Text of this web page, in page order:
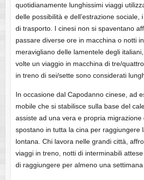
quotidianamente lunghissimi viaggi
delle possibilità e dell’estrazione sociale,
di trasporto. I cinesi non si spaventano
passare diverse ore in macchina o notti
meravigliano delle lamentele degli
volte un viaggio in macchina di tre/
in treno di sei/sette sono considerati
In occasione dal Capodanno cinese, ad
mobile che si stabilisce sulla base del
assiste ad una vera e propria migrazione
spostano in tutta la cina per raggiungere
lontana. Chi lavora nelle grandi città,
viaggi in treno, notti di interminabili
di raggiungere per almeno una settimana